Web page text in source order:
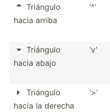

Triángulo
hacia arriba
‘^’

Triángulo
hacia abajo
‘v’

Triángulo
hacia la derecha
‘>’